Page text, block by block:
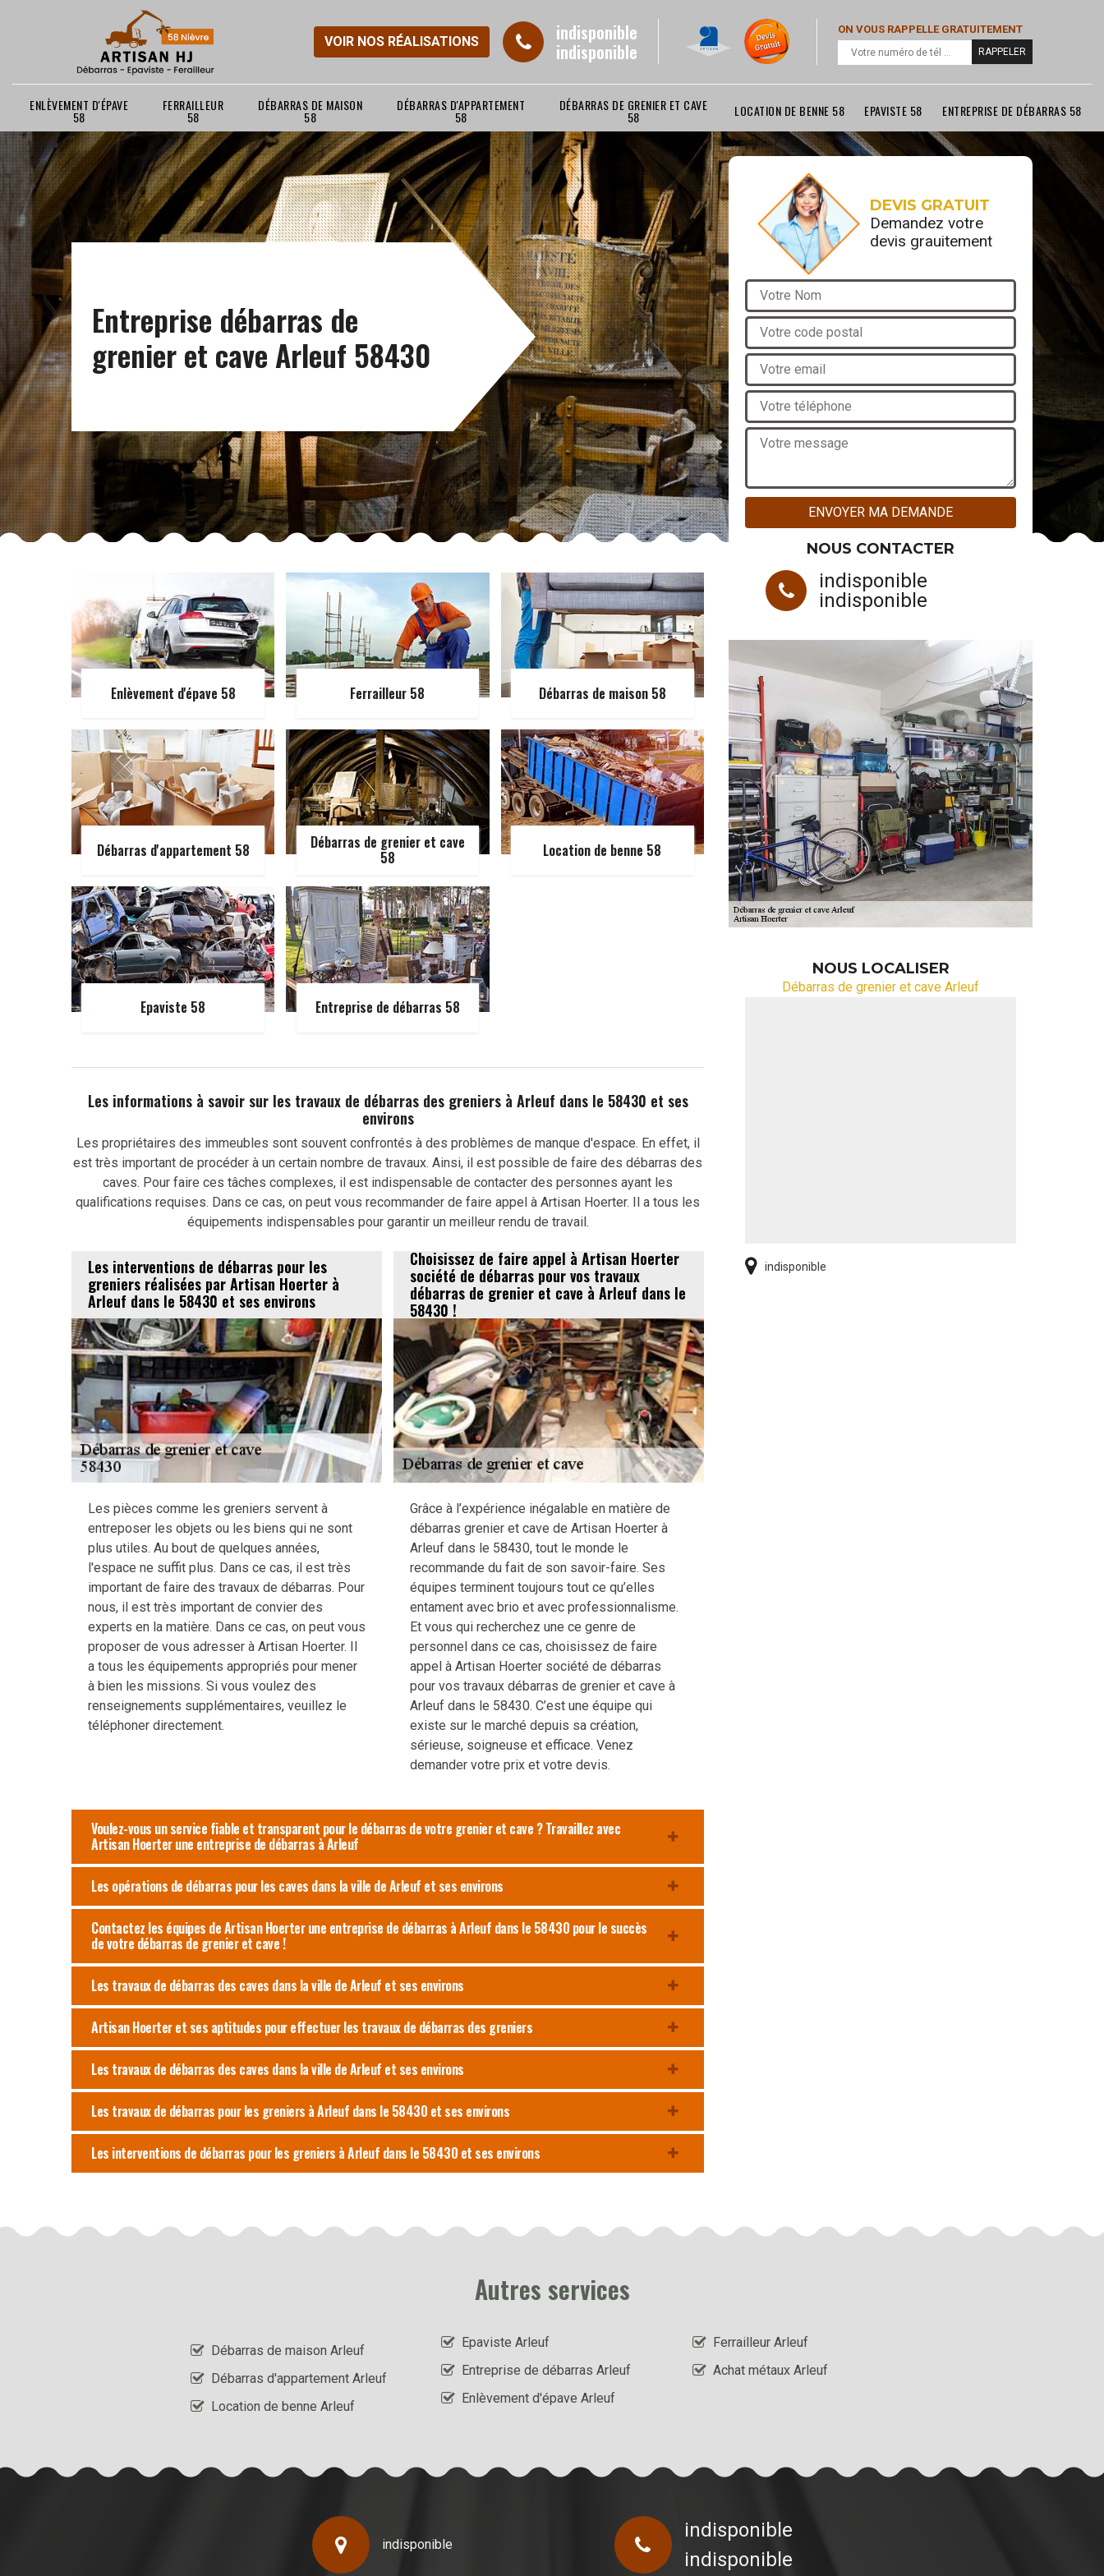
VOIR NOS RÉALISATIONS
indisponible
indisponible
ON VOUS RAPPELLE GRATUITEMENT
ENLÈVEMENT D'ÉPAVE
58
FERRAILLEUR
58
DÉBARRAS DE MAISON
58
DÉBARRAS D'APPARTEMENT
58
DÉBARRAS DE GRENIER ET CAVE
58 LOCATION DE BENNE 58 EPAVISTE 58 ENTREPRISE DE DÉBARRAS 58
Entreprise débarras de
grenier et cave Arleuf 58430
Enlèvement d'épave 58 Ferrailleur 58 Débarras de maison 58
Débarras d'appartement 58 Débarras de grenier et cave
58 Location de benne 58
Epaviste 58 Entreprise de débarras 58
Les informations à savoir sur les travaux de débarras des greniers à Arleuf dans le 58430 et ses
environs
Les propriétaires des immeubles sont souvent confrontés à des problèmes de manque d'espace. En effet, il
est très important de procéder à un certain nombre de travaux. Ainsi, il est possible de faire des débarras des
caves. Pour faire ces tâches complexes, il est indispensable de contacter des personnes ayant les
qualifications requises. Dans ce cas, on peut vous recommander de faire appel à Artisan Hoerter. Il a tous les
équipements indispensables pour garantir un meilleur rendu de travail.
Les interventions de débarras pour les
greniers réalisées par Artisan Hoerter à
Arleuf dans le 58430 et ses environs
Les pièces comme les greniers servent à
entreposer les objets ou les biens qui ne sont
plus utiles. Au bout de quelques années,
l'espace ne suffit plus. Dans ce cas, il est très
important de faire des travaux de débarras. Pour
nous, il est très important de convier des
experts en la matière. Dans ce cas, on peut vous
proposer de vous adresser à Artisan Hoerter. Il
a tous les équipements appropriés pour mener
à bien les missions. Si vous voulez des
renseignements supplémentaires, veuillez le
téléphoner directement.
Choisissez de faire appel à Artisan Hoerter
société de débarras pour vos travaux
débarras de grenier et cave à Arleuf dans le
58430 !
Grâce à l’expérience inégalable en matière de
débarras grenier et cave de Artisan Hoerter à
Arleuf dans le 58430, tout le monde le
recommande du fait de son savoir-faire. Ses
équipes terminent toujours tout ce qu’elles
entament avec brio et avec professionnalisme.
Et vous qui recherchez une ce genre de
personnel dans ce cas, choisissez de faire
appel à Artisan Hoerter société de débarras
pour vos travaux débarras de grenier et cave à
Arleuf dans le 58430. C’est une équipe qui
existe sur le marché depuis sa création,
sérieuse, soigneuse et efficace. Venez
demander votre prix et votre devis.
Voulez-vous un service fiable et transparent pour le débarras de votre grenier et cave ? Travaillez avec
Artisan Hoerter une entreprise de débarras à Arleuf
Les opérations de débarras pour les caves dans la ville de Arleuf et ses environs
Contactez les équipes de Artisan Hoerter une entreprise de débarras à Arleuf dans le 58430 pour le succès
de votre débarras de grenier et cave !
Les travaux de débarras des caves dans la ville de Arleuf et ses environs
Artisan Hoerter et ses aptitudes pour effectuer les travaux de débarras des greniers
Les travaux de débarras des caves dans la ville de Arleuf et ses environs
Les travaux de débarras pour les greniers à Arleuf dans le 58430 et ses environs
Les interventions de débarras pour les greniers à Arleuf dans le 58430 et ses environs
DEVIS GRATUIT
Demandez votre
devis grauitement
NOUS CONTACTER
indisponible
indisponible
NOUS LOCALISER
Débarras de grenier et cave Arleuf
indisponible
Autres services
Débarras de maison Arleuf
Débarras d'appartement Arleuf
Location de benne Arleuf
Epaviste Arleuf
Entreprise de débarras Arleuf
Enlèvement d'épave Arleuf
Ferrailleur Arleuf
Achat métaux Arleuf
indisponible
indisponible
indisponible